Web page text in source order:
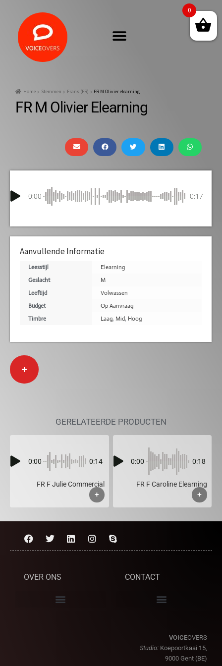
Home Stemmen Frans (FR) FR M Olivier elearning
FR M Olivier Elearning
0:00 0:17
Aanvullende Informatie
Leesstijl
Elearning
Geslacht
M
Leeftijd
Volwassen
Budget
Op Aanvraag
Timbre
Laag, Mid, Hoog
+
GERELATEERDE PRODUCTEN
0:00 0:14
FR F Julie Commercial
+
0:00 0:18
FR F Caroline Elearning
+
OVER ONS CONTACT
VOICEOVERS
Studio: Koepoortkaai 15,
9000 Gent (BE)
0